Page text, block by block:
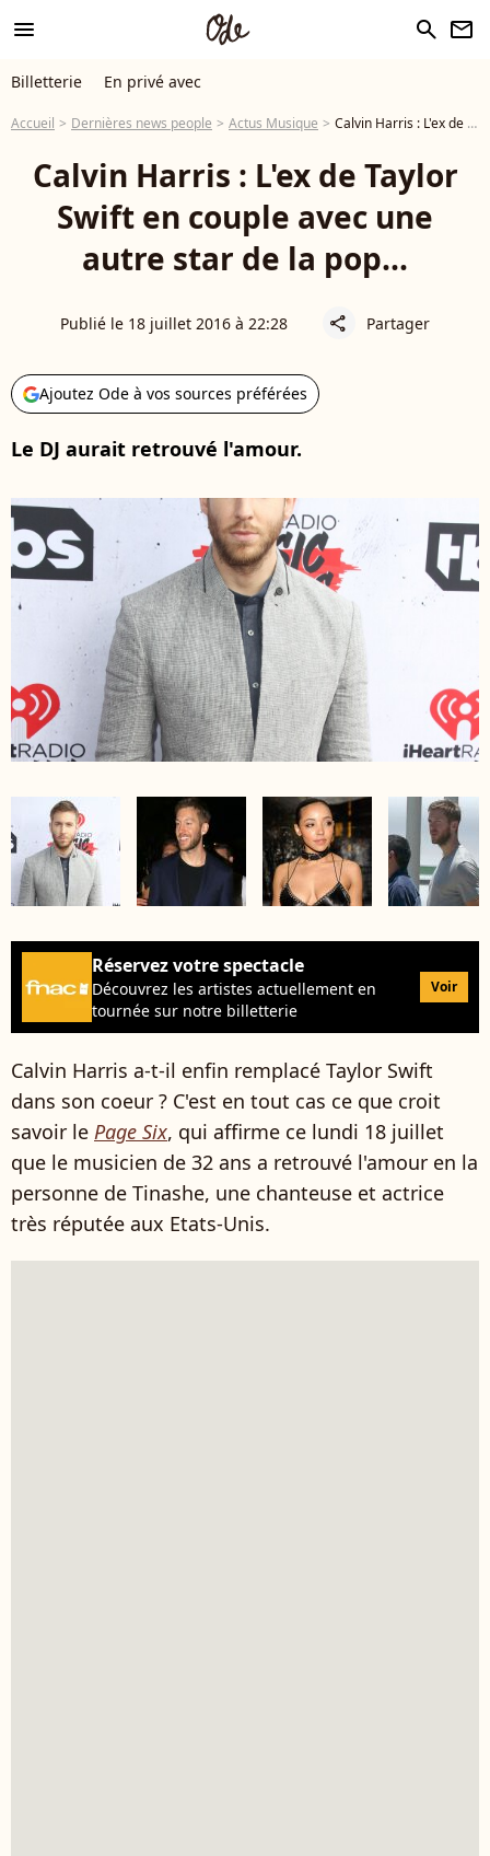
menu search newsletter
Billetterie En privé avec
Accueil Dernières news people Actus Musique Calvin Harris : L'ex de Taylor Swift en couple avec une autre star de la pop...
Calvin Harris : L'ex de Taylor
Swift en couple avec une
autre star de la pop...
Publié le 18 juillet 2016 à 22:28 share Partager
Ajoutez Ode à vos sources préférées
Le DJ aurait retrouvé l'amour.
Réservez votre spectacle
Découvrez les artistes actuellement en
tournée sur notre billetterie
Voir
Calvin Harris a-t-il enfin remplacé Taylor Swift
dans son coeur ? C'est en tout cas ce que croit
savoir le Page Six, qui affirme ce lundi 18 juillet
que le musicien de 32 ans a retrouvé l'amour en la
personne de Tinashe, une chanteuse et actrice
très réputée aux Etats-Unis.